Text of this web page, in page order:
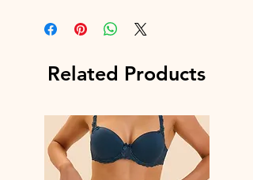
pour une poitrine recentrée
Tulle brodé élastiqué s'adaptant au
Décolleté naturel sans volume
Petit bijou à l'entre-bonnets
Poitrine naturellement galbée et
parfaitement maintenue jusque dans
les plus grandes tailles
Related Products